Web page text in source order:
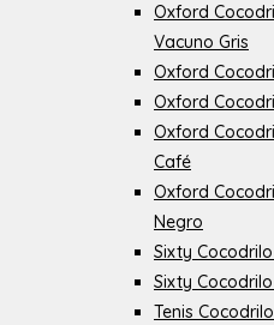
Oxford
Vacuno Gris
Oxford
Oxford
Oxford
Café
Oxford
Negro
Sixty
Sixty
Tenis